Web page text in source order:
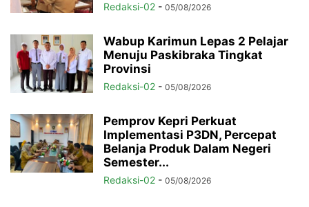
Redaksi-02 - 05/08/2026
Wabup Karimun Lepas 2 Pelajar
Menuju Paskibraka Tingkat
Provinsi
Redaksi-02 - 05/08/2026
Pemprov Kepri Perkuat
Implementasi P3DN, Percepat
Belanja Produk Dalam Negeri
Semester...
Redaksi-02 - 05/08/2026